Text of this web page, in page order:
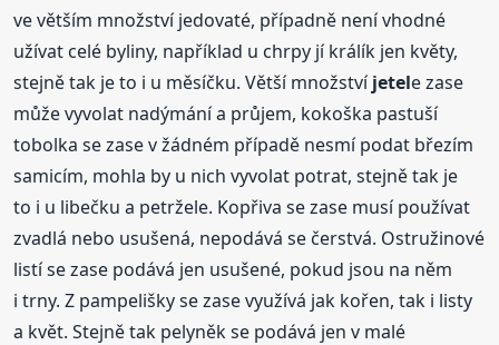
ve větším množství jedovaté, případně není vhodné
užívat celé byliny, například u chrpy jí králík jen květy,
stejně tak je to i u měsíčku. Větší množstvíjetele zase
může vyvolat nadýmání a průjem, kokoška pastuší
tobolka se zase v žádném případě nesmí podat březím
samicím, mohla by u nich vyvolat potrat, stejně tak je
to i u libečku a petržele. Kopřiva se zase musí používat
zvadlá nebo usušená, nepodává se čerstvá. Ostružinové
listí se zase podává jen usušené, pokud jsou na něm
i trny. Z pampelišky se zase využívá jak kořen, tak i listy
a květ. Stejně tak pelyněk se podává jen v malé